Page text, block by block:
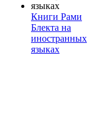
Книги Рами
Блекта на
иностранных
языках